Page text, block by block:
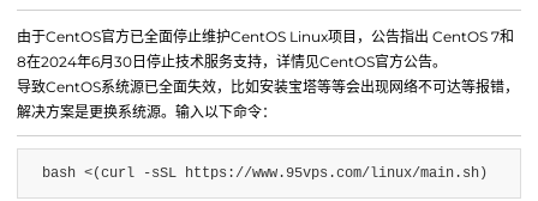
由于CentOS官方已全面停止维护CentOS Linux项目，公告指出 CentOS 7和
8在2024年6月30日停止技术服务支持，详情见CentOS官方公告。
导致CentOS系统源已全面失效，比如安装宝塔等等会出现网络不可达等报错，
解决方案是更换系统源。输入以下命令：
bash <(curl -sSL https://www.95vps.com/linux/main.sh)